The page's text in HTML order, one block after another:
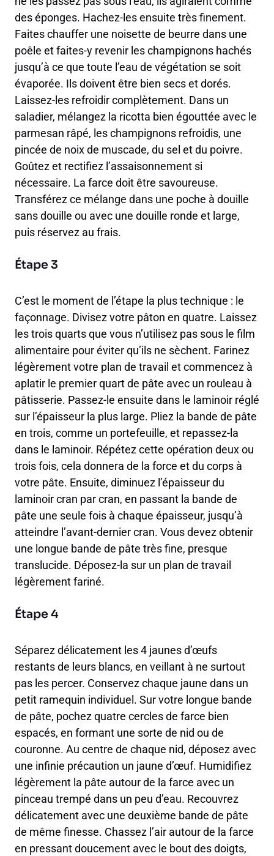
des éponges. Hachez-les ensuite très finement.
Faites chauffer une noisette de beurre dans une
poêle et faites-y revenir les champignons hachés
jusqu’à ce que toute l’eau de végétation se soit
évaporée. Ils doivent être bien secs et dorés.
Laissez-les refroidir complètement. Dans un
saladier, mélangez la ricotta bien égouttée avec le
parmesan râpé, les champignons refroidis, une
pincée de noix de muscade, du sel et du poivre.
Goûtez et rectifiez l’assaisonnement si
nécessaire. La farce doit être savoureuse.
Transférez ce mélange dans une poche à douille
sans douille ou avec une douille ronde et large,
puis réservez au frais.
Étape 3
C’est le moment de l’étape la plus technique : le
façonnage. Divisez votre pâton en quatre. Laissez
les trois quarts que vous n’utilisez pas sous le film
alimentaire pour éviter qu’ils ne sèchent. Farinez
légèrement votre plan de travail et commencez à
aplatir le premier quart de pâte avec un rouleau à
pâtisserie. Passez-le ensuite dans le laminoir réglé
sur l’épaisseur la plus large. Pliez la bande de pâte
en trois, comme un portefeuille, et repassez-la
dans le laminoir. Répétez cette opération deux ou
trois fois, cela donnera de la force et du corps à
votre pâte. Ensuite, diminuez l’épaisseur du
laminoir cran par cran, en passant la bande de
pâte une seule fois à chaque épaisseur, jusqu’à
atteindre l’avant-dernier cran. Vous devez obtenir
une longue bande de pâte très fine, presque
translucide. Déposez-la sur un plan de travail
légèrement fariné.
Étape 4
Séparez délicatement les 4 jaunes d’œufs
restants de leurs blancs, en veillant à ne surtout
pas les percer. Conservez chaque jaune dans un
petit ramequin individuel. Sur votre longue bande
de pâte, pochez quatre cercles de farce bien
espacés, en formant une sorte de nid ou de
couronne. Au centre de chaque nid, déposez avec
une infinie précaution un jaune d’œuf. Humidifiez
légèrement la pâte autour de la farce avec un
pinceau trempé dans un peu d’eau. Recouvrez
délicatement avec une deuxième bande de pâte
de même finesse. Chassez l’air autour de la farce
en pressant doucement avec le bout des doigts,